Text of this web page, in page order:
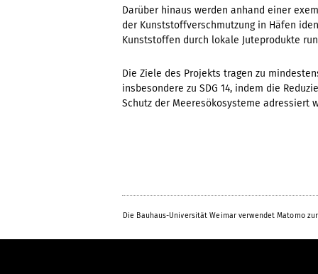
Darüber hinaus werden anhand einer
der Kunststoffverschmutzung in Häfen
Kunststoffen durch lokale Juteprodukte
Die Ziele des Projekts tragen zu
insbesondere zu SDG 14, indem die
Schutz der Meeresökosysteme adressiert
Die Bauhaus-Universität Weimar verwendet Matomo